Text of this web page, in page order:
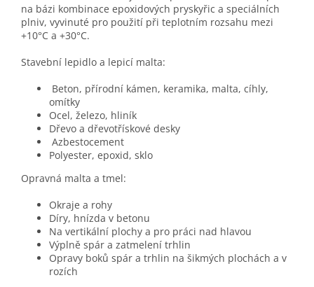
na bázi kombinace epoxidových pryskyřic a speciálních
plniv, vyvinuté pro použití při teplotním rozsahu mezi
+10°C a +30°C.
Stavební lepidlo a lepicí malta:
Beton, přírodní kámen, keramika, malta, cíhly,
omítky
Ocel, železo, hliník
Dřevo a dřevotřískové desky
Azbestocement
Polyester, epoxid, sklo
Opravná malta a tmel:
Okraje a rohy
Díry, hnízda v betonu
Na vertikální plochy a pro práci nad hlavou
Výplně spár a zatmelení trhlin
Opravy boků spár a trhlin na šikmých plochách a v
rozích